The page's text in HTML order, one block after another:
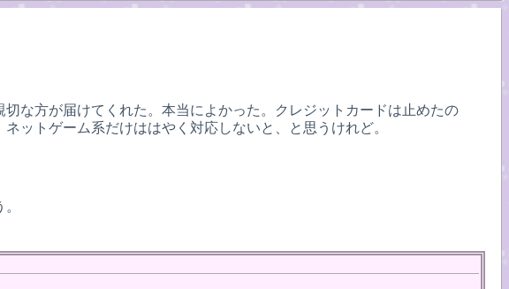
な方が届けてくれた。本当によかった。クレジットカードは止めたの
ットゲーム系だけははやく対応しないと、と思うけれど。